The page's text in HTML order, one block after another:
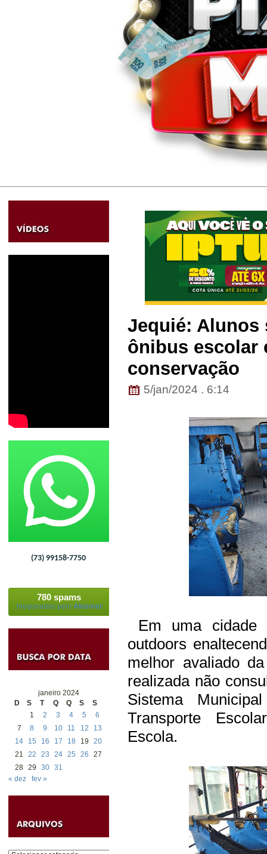
(73) 99158-7750
780 spams
bloqueados pelo Akismet
janeiro 2024
D
S T Q Q S
S
1
2 3 4 5
6
7
8 9 10 11 12
13
14
15 16 17 18 19
20
21
22 23 24 25 26
27
28 29 30 31
« dez
fev »
Jequié: Alunos
ônibus escolar
conservação
5/jan/2024 . 6:14
Em uma cidade
outdoors
melhor avaliado
realizada não
Sistema
Transporte
Escola.